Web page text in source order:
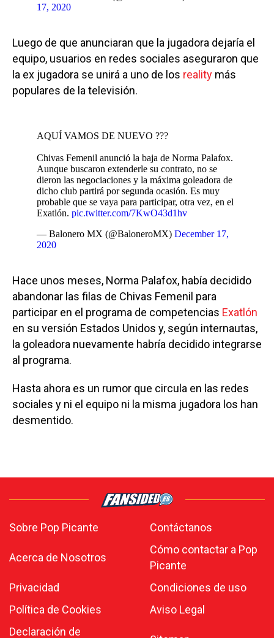
17, 2020
Luego de que anunciaran que la jugadora dejaría el
equipo, usuarios en redes sociales aseguraron que
la ex jugadora se unirá a uno de los reality más
populares de la televisión.
AQUÍ VAMOS DE NUEVO ???
Chivas Femenil anunció la baja de Norma Palafox.
Aunque buscaron extenderle su contrato, no se
dieron las negociaciones y la máxima goleadora de
dicho club partirá por segunda ocasión. Es muy
probable que se vaya para participar, otra vez, en el
Exatlón. pic.twitter.com/7KwO43d1hv
— Balonero MX (@BaloneroMX) December 17,
2020
Hace unos meses, Norma Palafox, había decidido
abandonar las filas de Chivas Femenil para
participar en el programa de competencias Exatlón
en su versión Estados Unidos y, según internautas,
la goleadora nuevamente habría decidido integrarse
al programa.
Hasta ahora es un rumor que circula en las redes
sociales y ni el equipo ni la misma jugadora los han
desmentido.
Sobre Pop Picante Contáctanos
Acerca de Nosotros
Cómo contactar a Pop
Picante
Privacidad
Condiciones de uso
Política de Cookies
Aviso Legal
Declaración de